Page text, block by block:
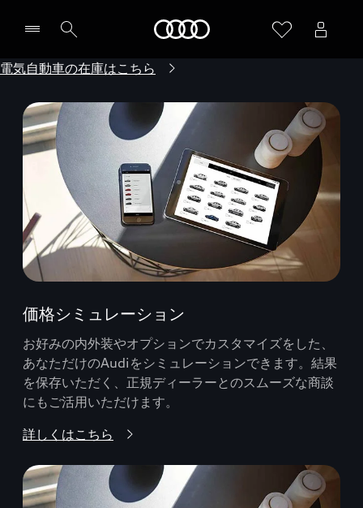
電気自動車の在庫はこちら
価格シミュレーション
お好みの内外装やオプションでカスタマイズをした、
あなただけのAudiをシミュレーションできます。結果
を保存いただく、正規ディーラーとのスムーズな商談
にもご活用いただけます。
詳しくはこちら